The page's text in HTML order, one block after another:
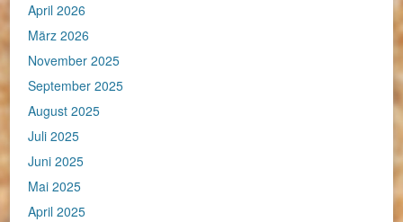
April 2026
März 2026
November 2025
September 2025
August 2025
Juli 2025
Juni 2025
Mai 2025
April 2025